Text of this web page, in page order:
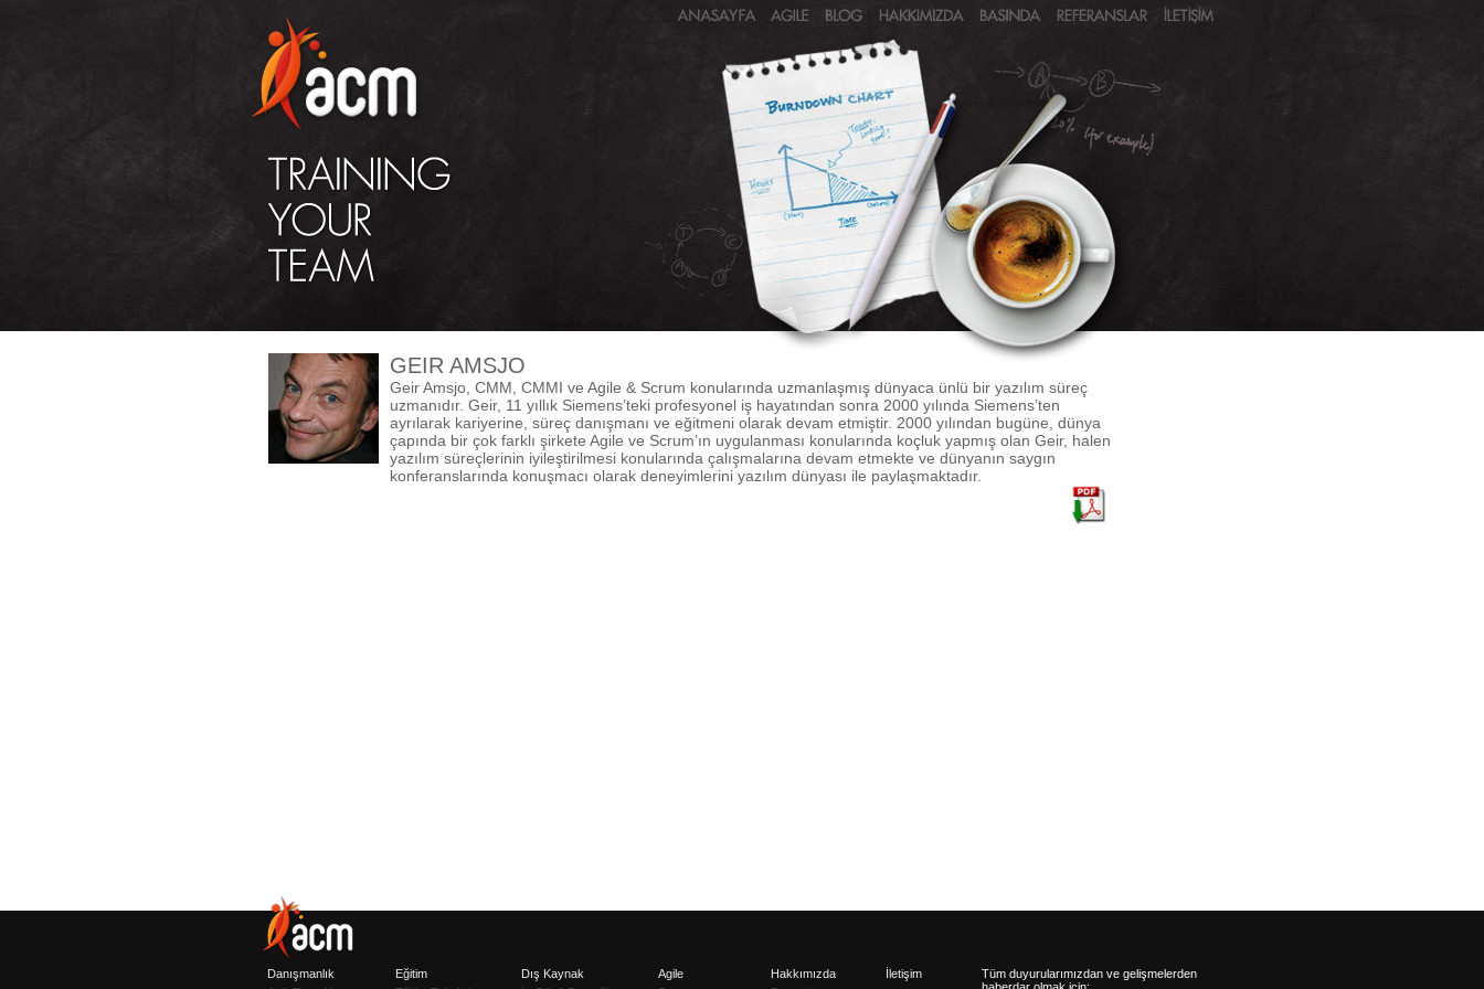
GEIR AMSJO
Geir Amsjo, CMM, CMMI ve Agile & Scrum konularında uzmanlaşmış dünyaca ünlü bir yazılım süreç
uzmanıdır. Geir, 11 yıllık Siemens’teki profesyonel iş hayatından sonra 2000 yılında Siemens’ten
ayrılarak kariyerine, süreç danışmanı ve eğitmeni olarak devam etmiştir. 2000 yılından bugüne, dünya
çapında bir çok farklı şirkete Agile ve Scrum’ın uygulanması konularında koçluk yapmış olan Geir, halen
yazılım süreçlerinin iyileştirilmesi konularında çalışmalarına devam etmekte ve dünyanın saygın
konferanslarında konuşmacı olarak deneyimlerini yazılım dünyası ile paylaşmaktadır.
Danışmanlık
Eğitim
Dış Kaynak
Agile
Hakkımızda
İletişim
Tüm duyurularımızdan ve gelişmelerden